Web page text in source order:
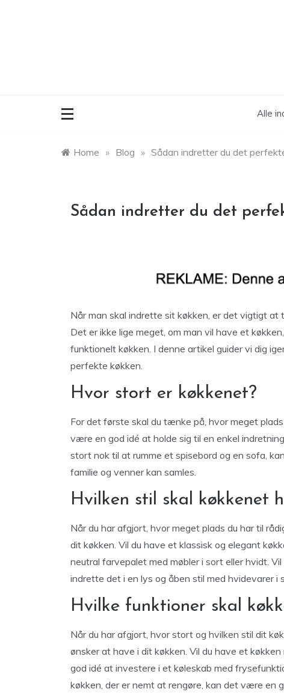
Alle
Home » Blog » Sådan indretter du det
Sådan indretter du det
Når man skal indrette sit køkken, er det vigtigt
Det er ikke lige meget, om man vil have et
funktionelt køkken. I denne artikel guider vi dig
perfekte køkken.
Hvor stort er køkkenet?
For det første skal du tænke på, hvor meget
være en god idé at holde sig til en enkel
stort nok til at rumme et spisebord og en sofa,
familie og venner kan samles.
Hvilken stil skal køkkenet
Når du har afgjort, hvor meget plads du har til
dit køkken. Vil du have et klassisk og elegant
neutral farvepalet med møbler i sort eller hvidt.
indrette det i en lys og åben stil med hvidevarer i
Hvilke funktioner skal
Når du har afgjort, hvor stort og hvilken stil dit
ønsker at have i dit køkken. Vil du have et
god idé at investere i et køleskab med
køkken, der er nemt at rengøre, kan det være en